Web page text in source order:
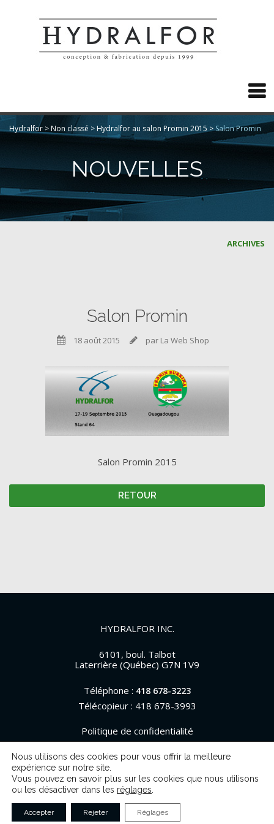

Hydralfor >Non classé >Hydralfor au salon Promin 2015 >Salon Promin
NOUVELLES
ARCHIVES
Salon Promin
 18 août 2015  par La Web Shop
Salon Promin 2015
RETOUR
HYDRALFOR INC.
6101, boul. Talbot
Laterrière (Québec) G7N 1V9
Téléphone : 418 678-3223
Télécopieur : 418 678-3993
Politique de confidentialité
© 2026 Hydralfor. Tous droits réservés.
Une réalisation deLa Web Shop
Nous utilisons des cookies pour vous offrir la meilleure
expérience sur notre site.
Vous pouvez en savoir plus sur les cookies que nous utilisons
ou les désactiver dans les réglages
Accepter Rejeter Réglages